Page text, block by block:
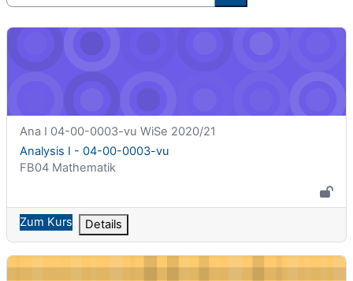
Kurse suchen
Analysis I - 04-00-0003-vu
Kurzer Kursname
Ana I 04-00-0003-vu WiSe 2020/21
Kursname
Analysis I - 04-00-0003-vu
Kursbereich
FB04 Mathematik
Zum Kurs Details
Analysis I engl - 04-00-0040-vu